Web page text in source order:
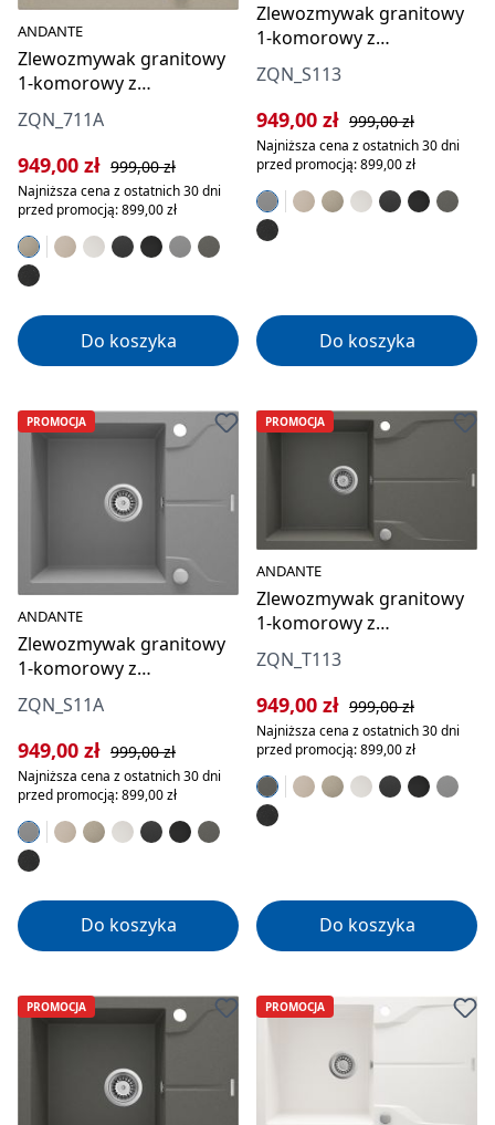
ANDANTE
Zlewozmywak granitowy
1-komorowy z
ociekaczem
ZQN_711A
Cena sprzedaży:
949,00 zł Cena regularna:
999,00 zł
Najniższa cena z ostatnich 30 dni
przed promocją: 899,00 zł
Do koszyka
Zlewozmywak granitowy
1-komorowy z
ociekaczem
ZQN_S113
Cena sprzedaży:
949,00 zł Cena regularna:
999,00 zł
Najniższa cena z ostatnich 30 dni
przed promocją: 899,00 zł
Do koszyka
PROMOCJA
ANDANTE
Zlewozmywak granitowy
1-komorowy z
ociekaczem
ZQN_S11A
Cena sprzedaży:
949,00 zł Cena regularna:
999,00 zł
Najniższa cena z ostatnich 30 dni
przed promocją: 899,00 zł
Do koszyka
PROMOCJA
ANDANTE
Zlewozmywak granitowy
1-komorowy z
ociekaczem
ZQN_T113
Cena sprzedaży:
949,00 zł Cena regularna:
999,00 zł
Najniższa cena z ostatnich 30 dni
przed promocją: 899,00 zł
Do koszyka
PROMOCJA PROMOCJA